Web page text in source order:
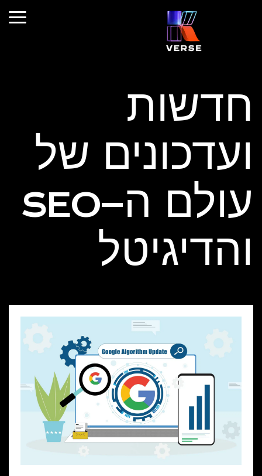
חדשות
ועדכונים של
עולם ה-SEO
והדיגיטל